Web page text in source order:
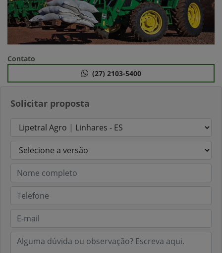
Solicitar proposta
Contato
(27) 2103-5400